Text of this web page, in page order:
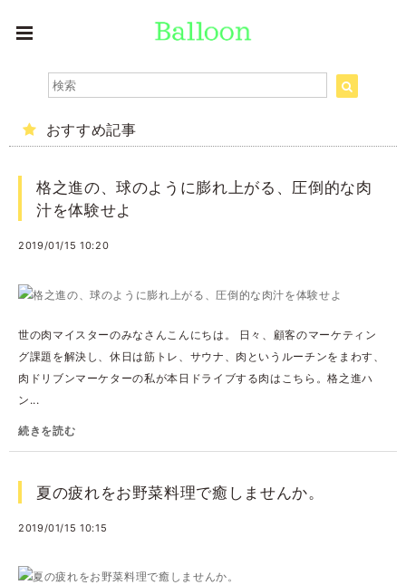
おすすめ記事
格之進の、球のように膨れ上がる、圧倒的な肉
汁を体験せよ
2019/01/15 10:20
世の肉マイスターのみなさんこんにちは。 日々、顧客のマーケティン
グ課題を解決し、休日は筋トレ、サウナ、肉というルーチンをまわす、
肉ドリブンマーケターの私が本日ドライブする肉はこちら。格之進ハ
ン...
続きを読む
夏の疲れをお野菜料理で癒しませんか。
2019/01/15 10:15